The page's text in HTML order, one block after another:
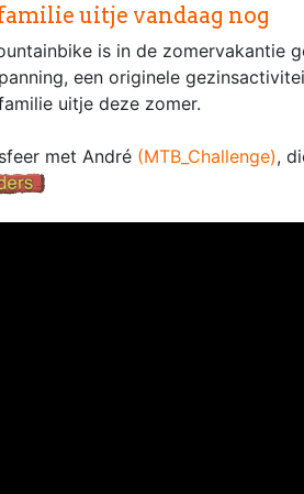
uitje vandaag nog
is in de zomervakantie
een originele
uitje deze zomer.
met André (MTB_Challenge),